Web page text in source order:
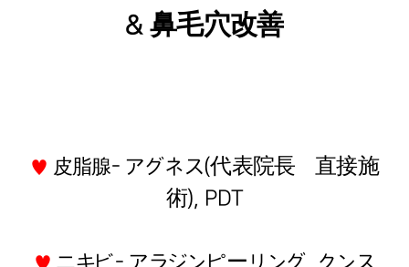
& 鼻毛穴改善
♥ 皮脂腺- アグネス(代表院長 直接施
術), PDT